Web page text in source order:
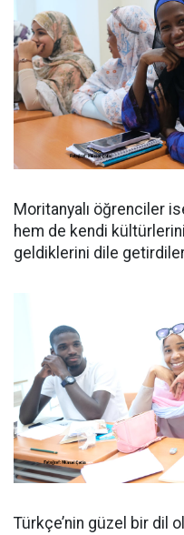
Moritanyalı öğrenciler
hem de kendi
geldiklerini dile
Türkçe’nin güzel bir dil